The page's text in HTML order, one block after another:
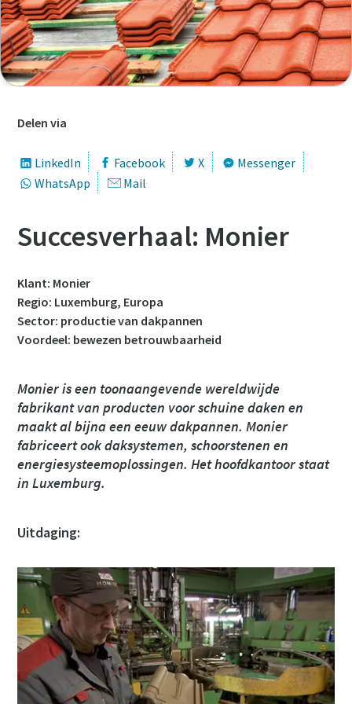
Delen via
LinkedIn Facebook X
Messenger
WhatsApp
Mail
Succesverhaal: Monier
Klant: Monier
Regio: Luxemburg, Europa
Sector: productie van dakpannen
Voordeel: bewezen betrouwbaarheid
Monier is een toonaangevende wereldwijde
fabrikant van producten voor schuine daken en
maakt al bijna een eeuw dakpannen. Monier
fabriceert ook daksystemen, schoorstenen en
energiesysteemoplossingen. Het hoofdkantoor staat
in Luxemburg.
Uitdaging:
Voornaam
Achternaam
Telefoon
Aanvullende informatie
Bedrijf
Land
Straatnaam
Stad
Vraag of verzoek
Voornaam
Achternaam
Telefoon
Aanvullende informatie
Bedrijf
Land
Straatnaam
Stad
Vraag of verzoek
Voornaam
Achternaam
Telefoon
Aanvullende informatie
Bedrijf
Land
Straatnaam
Stad
Vraag of verzoek
Voornaam
Achternaam
Telefoon
Aanvullende informatie
Bedrijf
Land
Straatnaam
Stad
Vraag of verzoek